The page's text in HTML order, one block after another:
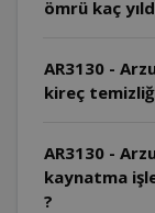
ömrü kaç
AR3130 -
kireç temizliği
AR3130 -
kaynatma
?